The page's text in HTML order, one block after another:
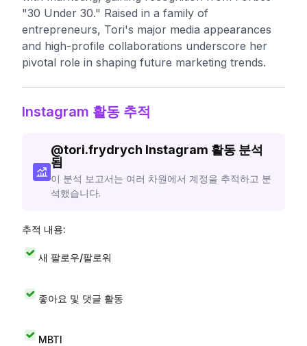
"30 Under 30." Raised in a family of
entrepreneurs, Tori's major media appearances
and high-profile collaborations underscore her
pivotal role in shaping future marketing trends.
Instagram 활동 추적
@tori.frydrych Instagram 활동 분석
됨
이 분석 보고서는 여러 차원에서 계정을 추적하고 분
석했습니다.
추적 내용:
새 팔로우/팔로워
좋아요 및 댓글 활동
MBTI